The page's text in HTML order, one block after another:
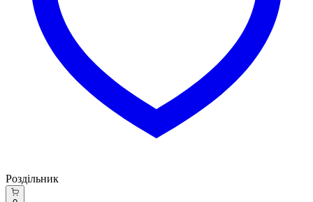
Роздільник